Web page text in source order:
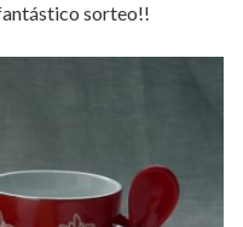
sorteo!!